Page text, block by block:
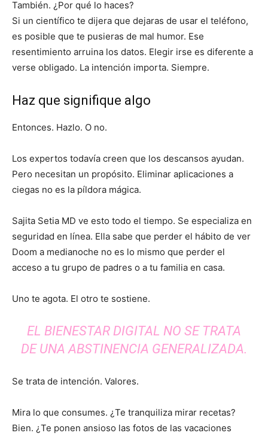
También. ¿Por qué lo haces?
Si un científico te dijera que dejaras de usar el teléfono,
es posible que te pusieras de mal humor. Ese
resentimiento arruina los datos. Elegir irse es diferente a
verse obligado. La intención importa. Siempre.
Haz que signifique algo
Entonces. Hazlo. O no.
Los expertos todavía creen que los descansos ayudan.
Pero necesitan un propósito. Eliminar aplicaciones a
ciegas no es la píldora mágica.
Sajita Setia MD ve esto todo el tiempo. Se especializa en
seguridad en línea. Ella sabe que perder el hábito de ver
Doom a medianoche no es lo mismo que perder el
acceso a tu grupo de padres o a tu familia en casa.
Uno te agota. El otro te sostiene.
EL BIENESTAR DIGITAL NO SE TRATA
DE UNA ABSTINENCIA GENERALIZADA.
Se trata de intención. Valores.
Mira lo que consumes. ¿Te tranquiliza mirar recetas?
Bien. ¿Te ponen ansioso las fotos de las vacaciones